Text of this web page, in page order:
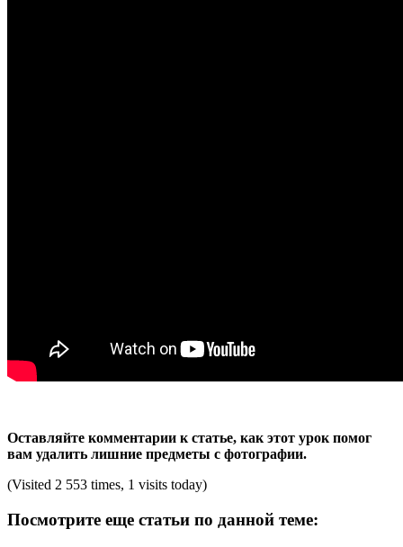
Оставляйте комментарии к статье, как этот урок помог
вам удалить лишние предметы с фотографии.
(Visited 2 553 times, 1 visits today)
Посмотрите еще статьи по данной теме: